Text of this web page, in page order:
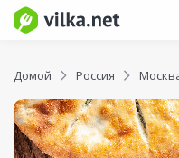
Домой Россия